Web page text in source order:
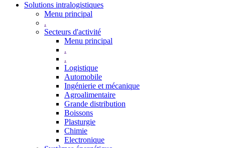
Solutions intralogistiques
Menu principal
.
Secteurs d'activité
Menu principal
.
.
Logistique
Automobile
Ingénierie et mécanique
Agroalimentaire
Grande distribution
Boissons
Plasturgie
Chimie
Electronique